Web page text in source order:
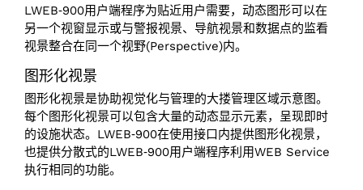
LWEB‑900用户端程序为贴近用户需要，动态图形可以在
另一个视窗显示或与警报视景、导航视景和数据点的监看
视景整合在同一个视野(Perspective)内。
图形化视景
图形化视景是协助视觉化与管理的大搂管理区域示意图。
每个图形化视景可以包含大量的动态显示元素，呈现即时
的设施状态。LWEB‑900在使用接口内提供图形化视景，
也提供分散式的LWEB‑900用户端程序利用WEB Service
执行相同的功能。